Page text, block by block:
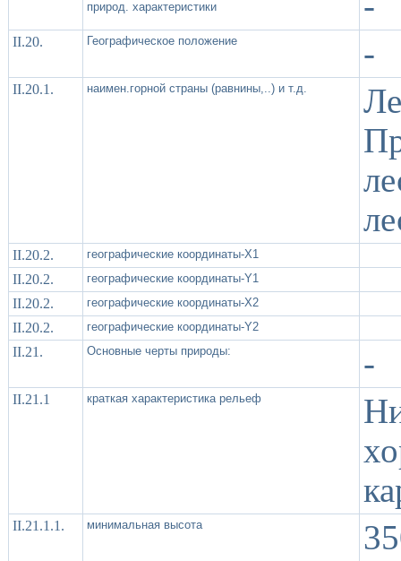
природ. характеристики
II.20. Географическое положение -
II.20.1. наимен.горной страны (равнины,..) и т.д.
II.20.2. географические координаты-X1
II.20.2. географические координаты-Y1
II.20.2. географические координаты-X2
II.20.2. географические координаты-Y2
II.21. Основные черты природы: -
II.21.1 краткая характеристика рельеф
II.21.1.1. минимальная высота